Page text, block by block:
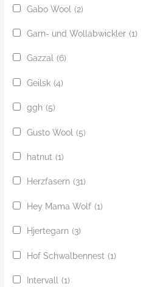
Gabo Wool (2)
Garn- und Wollabwickler (1)
Gazzal (6)
Geilsk (4)
ggh (5)
Gusto Wool (5)
hatnut (1)
Herzfasern (31)
Hey Mama Wolf (1)
Hjertegarn (3)
Hof Schwalbennest (1)
Intervall (1)